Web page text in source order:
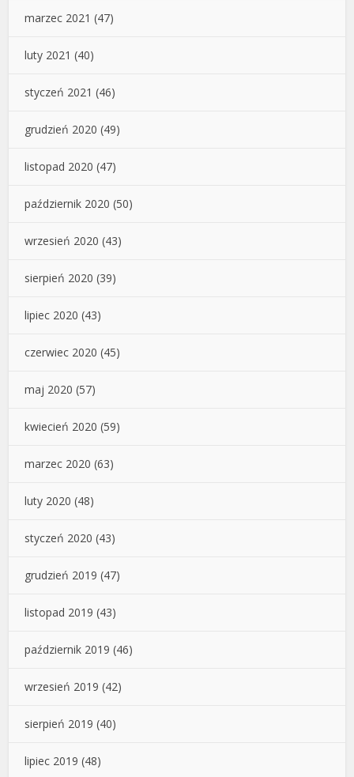
marzec 2021 (47)
luty 2021 (40)
styczeń 2021 (46)
grudzień 2020 (49)
listopad 2020 (47)
październik 2020 (50)
wrzesień 2020 (43)
sierpień 2020 (39)
lipiec 2020 (43)
czerwiec 2020 (45)
maj 2020 (57)
kwiecień 2020 (59)
marzec 2020 (63)
luty 2020 (48)
styczeń 2020 (43)
grudzień 2019 (47)
listopad 2019 (43)
październik 2019 (46)
wrzesień 2019 (42)
sierpień 2019 (40)
lipiec 2019 (48)